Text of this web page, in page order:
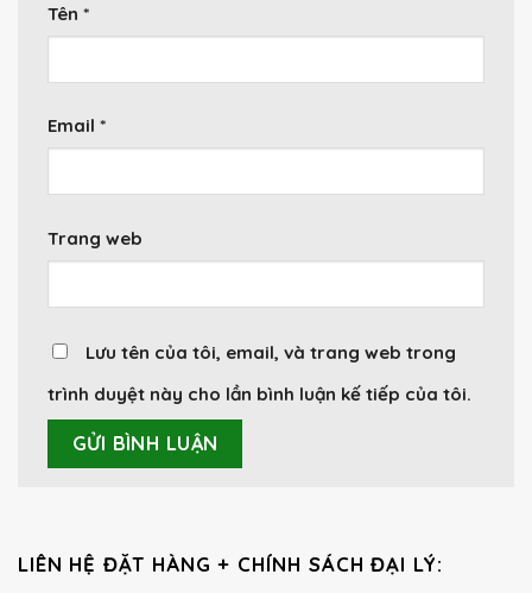
Tên *
Email *
Trang web
Lưu tên của tôi, email, và trang web trong
trình duyệt này cho lần bình luận kế tiếp của tôi.
LIÊN HỆ ĐẶT HÀNG + CHÍNH SÁCH ĐẠI LÝ: